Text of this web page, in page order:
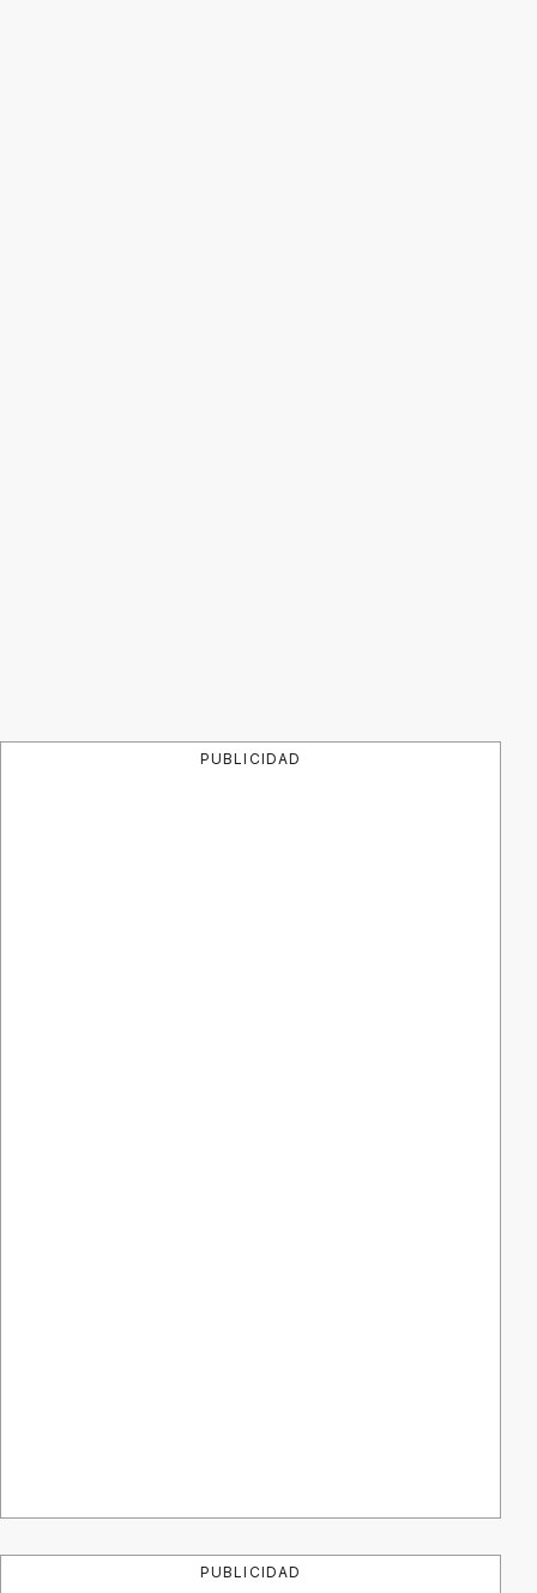
PUBLICIDAD
PUBLICIDAD